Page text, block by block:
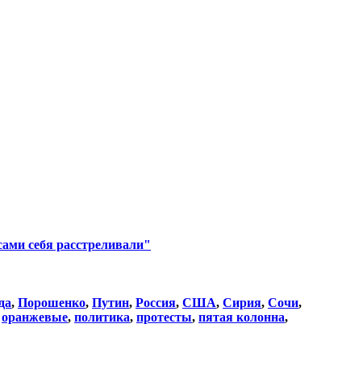
себя расстреливали"
, Порошенко, Путин, Россия, США, Сирия, Сочи,
оранжевые, политика, протесты, пятая колонна,